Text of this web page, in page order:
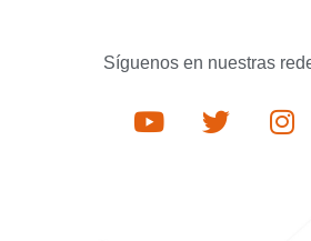
Síguenos en nuestras